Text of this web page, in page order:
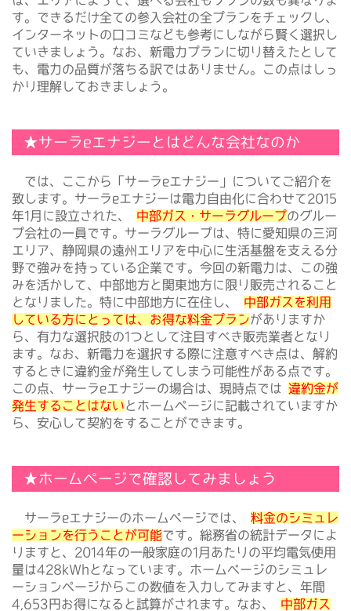
す。できるだけ全ての参入会社の全プランをチェックし、
インターネットの口コミなども参考にしながら賢く選択し
ていきましょう。なお、新電力プランに切り替えたとして
も、電力の品質が落ちる訳ではありません。この点はしっ
かり理解しておきましょう。
★サーラeエナジーとはどんな会社なのか
では、ここから「サーラeエナジー」についてご紹介を
致します。サーラeエナジーは電力自由化に合わせて2015
年1月に設立された、 中部ガス・サーラグループのグルー
プ会社の一員です。サーラグループは、特に愛知県の三河
エリア、静岡県の遠州エリアを中心に生活基盤を支える分
野で強みを持っている企業です。今回の新電力は、この強
みを活かして、中部地方と関東地方に限り販売されること
となりました。特に中部地方に在住し、 中部ガスを利用
している方にとっては、お得な料金プランがありますか
ら、有力な選択肢の1つとして注目すべき販売業者となり
ます。なお、新電力を選択する際に注意すべき点は、解約
するときに違約金が発生してしまう可能性がある点です。
この点、サーラeエナジーの場合は、現時点では 違約金が
発生することはないとホームページに記載されていますか
ら、安心して契約をすることができます。
★ホームページで確認してみましょう
サーラeエナジーのホームページでは、 料金のシミュレ
ーションを行うことが可能です。総務省の統計データによ
りますと、2014年の一般家庭の1月あたりの平均電気使用
量は428kWhとなっています。ホームページのシミュレ
ーションページからこの数値を入力してみますと、年間
4,653円お得になると試算がされます。なお、 中部ガス